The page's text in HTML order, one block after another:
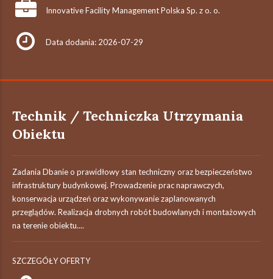
Innovative Facility Management Polska Sp. z o. o.
Data dodania: 2026-07-29
Technik / Techniczka Utrzymania
Obiektu
Zadania Dbanie o prawidłowy stan techniczny oraz bezpieczeństwo
infrastruktury budynkowej. Prowadzenie prac naprawczych,
konserwacja urządzeń oraz wykonywanie zaplanowanych
przeglądów. Realizacja drobnych robót budowlanych i montażowych
na terenie obiektu....
SZCZEGÓŁY OFERTY